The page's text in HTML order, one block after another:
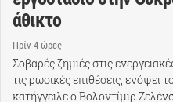
άθικτο
Πρίν 4 ώρες
Σοβαρές ζημιές στις
τις ρωσικές επιθέσεις, ενόψει
κατήγγειλε ο Βολοντίμιρ